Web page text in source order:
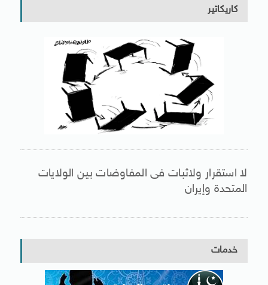
كاريكاتير
لا استقرار ولاثبات فى المفاوضات بين الولايات
المتحدة وإيران
خدمات